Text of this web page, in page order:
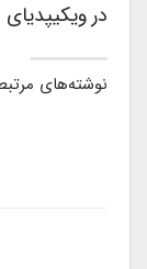
در ویکیپدیای
نوشته‌های مرتبط